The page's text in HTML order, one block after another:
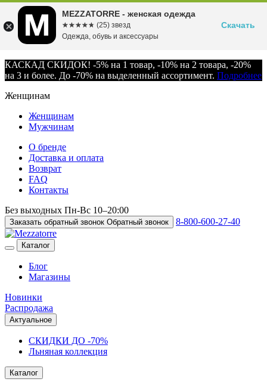
КАСКАД СКИДОК! -5% на 1 товар, -10% на 2 товара, -20%
на 3 и более. До -70% на выделенный ассортимент. Подробнее
Женщинам
Женщинам
Мужчинам
О бренде
Доставка и оплата
Возврат
FAQ
Контакты
Без выходных Пн-Вс 10–20:00
Заказать обратный звонок Обратный звонок 8-800-600-27-40
Каталог
Блог
Магазины
Новинки
Распродажа
Актуальное
СКИДКИ ДО -70%
Льняная коллекция
Каталог
MEZZATORRE - женская одежда
☆☆☆☆☆
★★★★★ (25) звезд
Одежда, обувь и аксессуары
Скачать